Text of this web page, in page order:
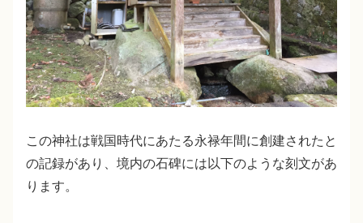
この神社は戦国時代にあたる永禄年間に創建されたと
の記録があり、境内の石碑には以下のような刻文があ
ります。